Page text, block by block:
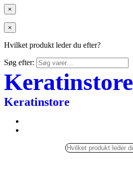
×
×
Hvilket produkt leder du efter?
Søg efter:
Keratinstore
Keratinstore